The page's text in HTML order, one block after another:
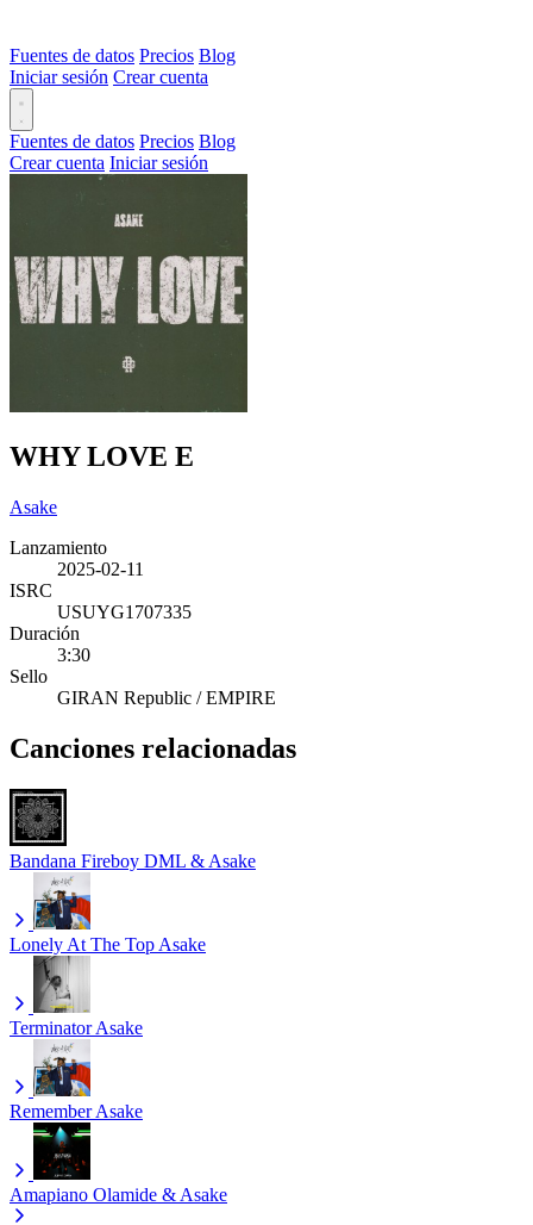
Fuentes de datos Precios Blog
Iniciar sesión Crear cuenta
Fuentes de datos Precios Blog
Crear cuenta Iniciar sesión
WHY LOVE E
Asake
Lanzamiento
2025-02-11
ISRC
USUYG1707335
Duración
3:30
Sello
GIRAN Republic / EMPIRE
Canciones relacionadas
Bandana Fireboy DML & Asake
Lonely At The Top Asake
Terminator Asake
Remember Asake
Amapiano Olamide & Asake